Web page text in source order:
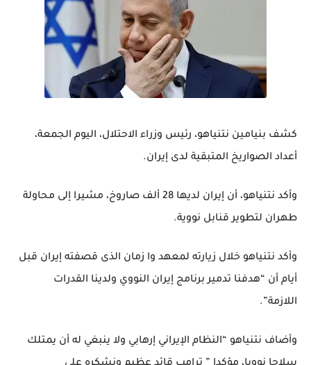
كشف بنيامين نتنياهو، رئيس وزراء الاحتلال، اليوم الجمعة،
أعداد الصواريخ المتبقية لدى إيران.
وأكد نتنياهو، أن إيران لديها 28 ألف صاروخ، مشيرا إلى محاولة
طهران لتطوير قنابل نووية.
وأكد نتنياهو خلال زيارته لمعهد وا زمان الذى قصفته إيران قبل
أيام أن “هدفنا تدمير برنامج إيران النووي ولدينا القدرات
اللازمة”.
وأضاف نتنياهو “النظام الإيراني إرهابي ولا ينبغي له أن يمتلك